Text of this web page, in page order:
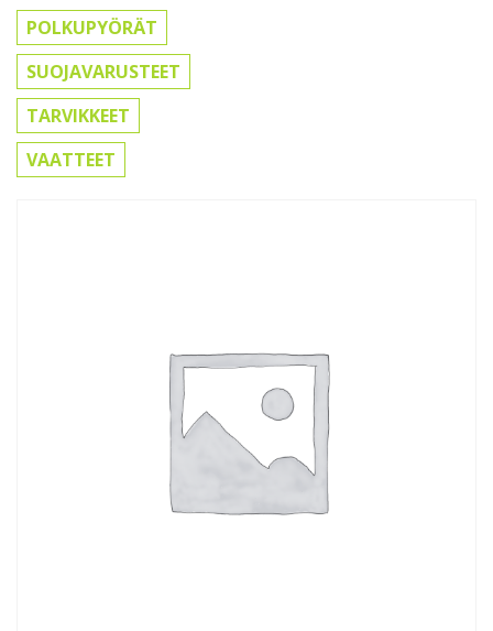
POLKUPYÖRÄT
SUOJAVARUSTEET
TARVIKKEET
VAATTEET